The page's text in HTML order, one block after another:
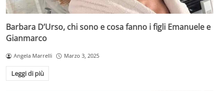
Barbara D’Urso, chi sono e cosa fanno i figli Emanuele e
Gianmarco
Angela Marrelli Marzo 3, 2025
Leggi di più